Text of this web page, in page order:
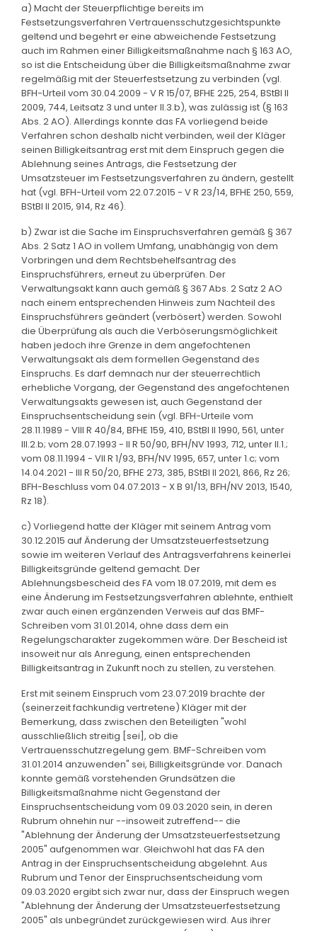
a) Macht der Steuerpflichtige bereits im
Festsetzungsverfahren Vertrauensschutzgesichtspunkte
geltend und begehrt er eine abweichende Festsetzung
auch im Rahmen einer Billigkeitsmaßnahme nach § 163 AO,
so ist die Entscheidung über die Billigkeitsmaßnahme zwar
regelmäßig mit der Steuerfestsetzung zu verbinden (vgl.
BFH-Urteil vom 30.04.2009 - V R 15/07, BFHE 225, 254, BStBl II
2009, 744, Leitsatz 3 und unter II.3.b), was zulässig ist (§ 163
Abs. 2 AO). Allerdings konnte das FA vorliegend beide
Verfahren schon deshalb nicht verbinden, weil der Kläger
seinen Billigkeitsantrag erst mit dem Einspruch gegen die
Ablehnung seines Antrags, die Festsetzung der
Umsatzsteuer im Festsetzungsverfahren zu ändern, gestellt
hat (vgl. BFH-Urteil vom 22.07.2015 - V R 23/14, BFHE 250, 559,
BStBl II 2015, 914, Rz 46).
b) Zwar ist die Sache im Einspruchsverfahren gemäß § 367
Abs. 2 Satz 1 AO in vollem Umfang, unabhängig von dem
Vorbringen und dem Rechtsbehelfsantrag des
Einspruchsführers, erneut zu überprüfen. Der
Verwaltungsakt kann auch gemäß § 367 Abs. 2 Satz 2 AO
nach einem entsprechenden Hinweis zum Nachteil des
Einspruchsführers geändert (verbösert) werden. Sowohl
die Überprüfung als auch die Verböserungsmöglichkeit
haben jedoch ihre Grenze in dem angefochtenen
Verwaltungsakt als dem formellen Gegenstand des
Einspruchs. Es darf demnach nur der steuerrechtlich
erhebliche Vorgang, der Gegenstand des angefochtenen
Verwaltungsakts gewesen ist, auch Gegenstand der
Einspruchsentscheidung sein (vgl. BFH-Urteile vom
28.11.1989 - VIII R 40/84, BFHE 159, 410, BStBl II 1990, 561, unter
III.2.b; vom 28.07.1993 - II R 50/90, BFH/NV 1993, 712, unter II.1.;
vom 08.11.1994 - VII R 1/93, BFH/NV 1995, 657, unter 1.c; vom
14.04.2021 - III R 50/20, BFHE 273, 385, BStBl II 2021, 866, Rz 26;
BFH-Beschluss vom 04.07.2013 - X B 91/13, BFH/NV 2013, 1540,
Rz 18).
c) Vorliegend hatte der Kläger mit seinem Antrag vom
30.12.2015 auf Änderung der Umsatzsteuerfestsetzung
sowie im weiteren Verlauf des Antragsverfahrens keinerlei
Billigkeitsgründe geltend gemacht. Der
Ablehnungsbescheid des FA vom 18.07.2019, mit dem es
eine Änderung im Festsetzungsverfahren ablehnte, enthielt
zwar auch einen ergänzenden Verweis auf das BMF-
Schreiben vom 31.01.2014, ohne dass dem ein
Regelungscharakter zugekommen wäre. Der Bescheid ist
insoweit nur als Anregung, einen entsprechenden
Billigkeitsantrag in Zukunft noch zu stellen, zu verstehen.
Erst mit seinem Einspruch vom 23.07.2019 brachte der
(seinerzeit fachkundig vertretene) Kläger mit der
Bemerkung, dass zwischen den Beteiligten "wohl
ausschließlich streitig [sei], ob die
Vertrauensschutzregelung gem. BMF-Schreiben vom
31.01.2014 anzuwenden" sei, Billigkeitsgründe vor. Danach
konnte gemäß vorstehenden Grundsätzen die
Billigkeitsmaßnahme nicht Gegenstand der
Einspruchsentscheidung vom 09.03.2020 sein, in deren
Rubrum ohnehin nur --insoweit zutreffend-- die
"Ablehnung der Änderung der Umsatzsteuerfestsetzung
2005" aufgenommen war. Gleichwohl hat das FA den
Antrag in der Einspruchsentscheidung abgelehnt. Aus
Rubrum und Tenor der Einspruchsentscheidung vom
09.03.2020 ergibt sich zwar nur, dass der Einspruch wegen
"Ablehnung der Änderung der Umsatzsteuerfestsetzung
2005" als unbegründet zurückgewiesen wird. Aus ihrer